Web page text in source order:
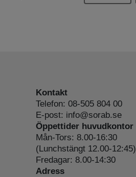
Kontakt
Telefon: 08-505 804 00
E-post: info@sorab.se
Öppettider huvudkontor
Mån-Tors: 8.00-16:30
(Lunchstängt 12.00-12:45)
Fredagar: 8.00-14:30
Adress